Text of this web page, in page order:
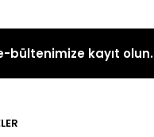
bültenimize kayıt olun.